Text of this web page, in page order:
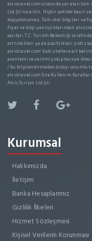
alvistravel.com sitesinde yer alan
Ltd.Şti'ne aittir. Hiçbir şekilde basılı
kopyalanamaz. Tüm otel bilgileri ve
Fiyat ve bilgi yanlışlıklarından
sayıları T.C. Turizm Bakanlığı
arttırdıkları ya da azalttıkları yıldız
alvistravel.com’ daki otellere ait
acentemize verilmiş olup tavsiye
/ bu bilgilendirmeden dolayı sorumlu
alvistravel.com Site Kullanım
Alvis Turizm Ltd.Şti.
Kurumsal
Hakkımızda
İletişim
Banka Hesaplarımız
Gizlilik İlkeleri
Hizmet Sözleşmesi
Kişisel Verilerin Korunması